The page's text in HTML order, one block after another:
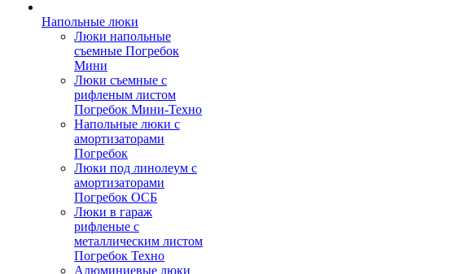
Напольные люки
Люки напольные
съемные Погребок
Мини
Люки съемные с
рифленым листом
Погребок Мини-Техно
Напольные люки с
амортизаторами
Погребок
Люки под линолеум с
амортизаторами
Погребок ОСБ
Люки в гараж
рифленые с
металлическим листом
Погребок Техно
Алюминиевые люки